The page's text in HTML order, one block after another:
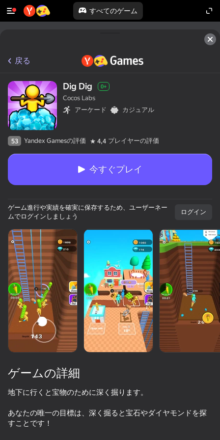
すべてのゲーム
50以上のトップゲーム. すべての人に
愛されています. 「ノンゲーマー」でさえ
戻る
Dig Dig 0+
Cocos Labs
アーケード
カジュアル
53 Yandex Gamesの評価 4,4 プレイヤーの評価
今すぐプレイ
ゲーム進行や実績を確実に保存するため、ユーザーネー
ムでログインしましょう
ログイン
ゲームの詳細
地下に行くと宝物のために深く掘ります。
あなたの唯一の目標は、深く掘ると宝石やダイヤモンドを探
すことです！